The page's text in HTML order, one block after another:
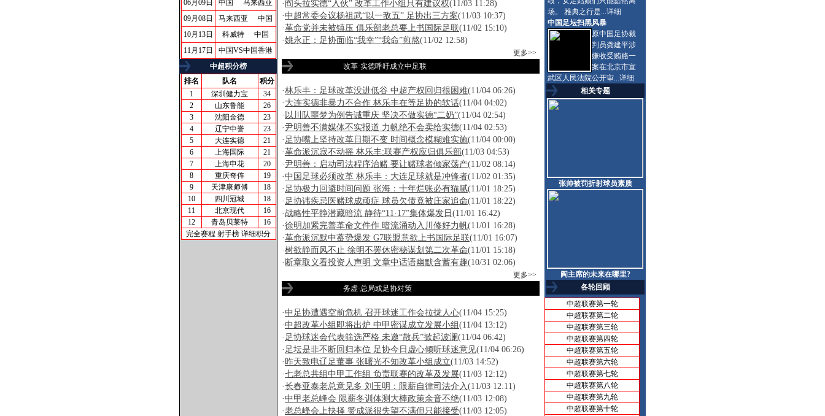
06月09日
中国
马来西亚
09月08日
马来西亚
中国
10月13日
科威特1-0 中国
11月17日
中国VS中国香港
中超积分榜
排名
队名
积分
1
深圳健力宝
34
2
山东鲁能
26
3
沈阳金德
23
4
辽宁中誉
23
5
大连实德
21
6
上海国际
21
7
上海申花
20
8
重庆奇伡
19
9
天津康师傅
18
10
四川冠城
18
11
北京现代
16
12
青岛贝莱特
16
完全赛程 射手榜 详细积分
· 阎头拉实德“入伙” 改革工作小组只有建议权(11/03 11:28)
·中超常委会议杨祖武“以一敌五” 足协出三方案(11/03 10:37)
·革命党并未被镇压 俱乐部老总要上书国际足联(11/02 15:10)
·姚永正：足协面临“我幸”“我命”煎熬(11/02 12:58)
更多>>
改革·实德呼吁成立中足联
·林乐丰：足球改革没进低谷 中超产权回归很困难(11/04 06:26)
· 大连实德非暴力不合作 林乐丰在等足协的软话(11/04 04:02)
· 以川队噩梦为例告诫重庆 坚决不做实德“二奶”(11/04 02:54)
·尹明善不满媒体不实报道 力帆绝不会卖给实德(11/04 02:53)
· 足协嘴上坚持改革日期不变 时间概念模糊难实施(11/04 00:00)
·革命派沉寂不动摇 林乐丰:联赛产权应归俱乐部(11/03 04:53)
·尹明善：启动司法程序治赌 要让赌球者倾家荡产(11/02 08:14)
·中国足球必须改革 林乐丰：大连足球就是冲锋者(11/02 01:35)
· 足协极力回避时间问题 张海：十年烂账必有猫腻(11/01 18:25)
· 足协讳疾忌医赌球成顽症 球员欠债竟被庄家追命(11/01 18:22)
·战略性平静潜藏暗流 静待“11·17”集体爆发日 (11/01 16:42)
·徐明加紧完善革命文件作 暗流涌动入川修好力帆(11/01 16:28)
·革命派沉默中蓄势爆发 G7联盟意欲上书国际足联(11/01 16:07)
·树欲静而风不止 徐明不罢休密秘谋划第二次革命(11/01 15:18)
· 断章取义看投资人声明 文章中话语幽默含蓄有趣(10/31 02:06)
更多>>
务虚·总局或足协对策
·中足协遭遇空前危机 召开球迷工作会拉拢人心(11/04 15:25)
·中超改革小组即将出炉 中甲密谋成立发展小组 (11/04 13:12)
· 足协球迷会代表筛选严格 未邀“散兵”掀起波澜(11/04 06:42)
· 足坛是非不断回归本位 足协今日虚心倾听球迷意见(11/04 06:26)
· 昨天致电辽足董事 张曙光不知改革小组成立(11/03 14:52)
·七老总共组中甲工作组 负责联赛的改革及发展(11/03 12:12)
·长春亚泰老总意见多 刘玉明：限薪自律司法介入(11/03 12:11)
·中甲老总峰会 限薪冬训体测大棒政策余音不绝(11/03 12:08)
·老总峰会上抉择 赞成派很失望不满但只能接受(11/03 12:05)
场。 雅典之行是...详细
中国足坛扫黑风暴
原中国足协裁
判员龚建平涉
嫌收受贿赂一
案在北京市宣
武区人民法院公开审...详细
相关专题
张帅被罚折射球员素质
阎主席的未来在哪里?
各轮回顾
中超联赛第一轮
中超联赛第二轮
中超联赛第三轮
中超联赛第四轮
中超联赛第五轮
中超联赛第六轮
中超联赛第七轮
中超联赛第八轮
中超联赛第九轮
中超联赛第十轮